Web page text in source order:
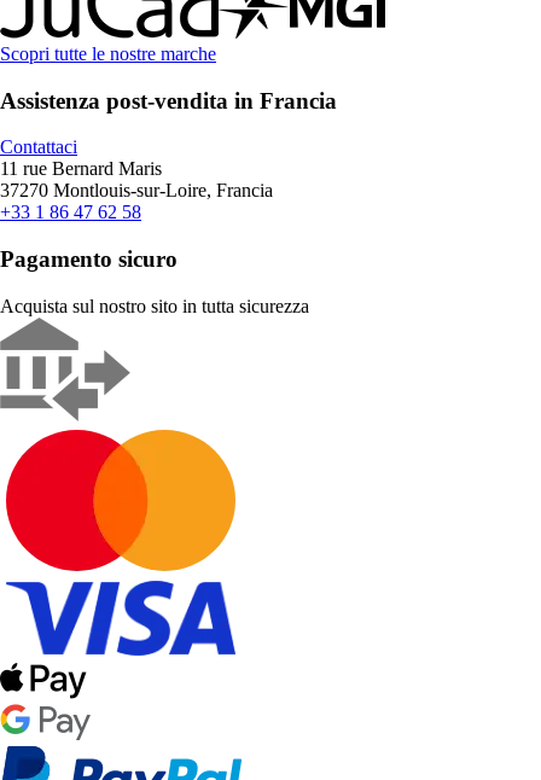
Scopri tutte le nostre marche
Assistenza post-vendita in Francia
Contattaci
11 rue Bernard Maris
37270 Montlouis-sur-Loire, Francia
+33 1 86 47 62 58
Pagamento sicuro
Acquista sul nostro sito in tutta sicurezza